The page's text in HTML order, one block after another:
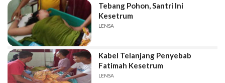
Tebang Pohon, Santri Ini
Kesetrum
LENSA
Kabel Telanjang Penyebab
Fatimah Kesetrum
LENSA